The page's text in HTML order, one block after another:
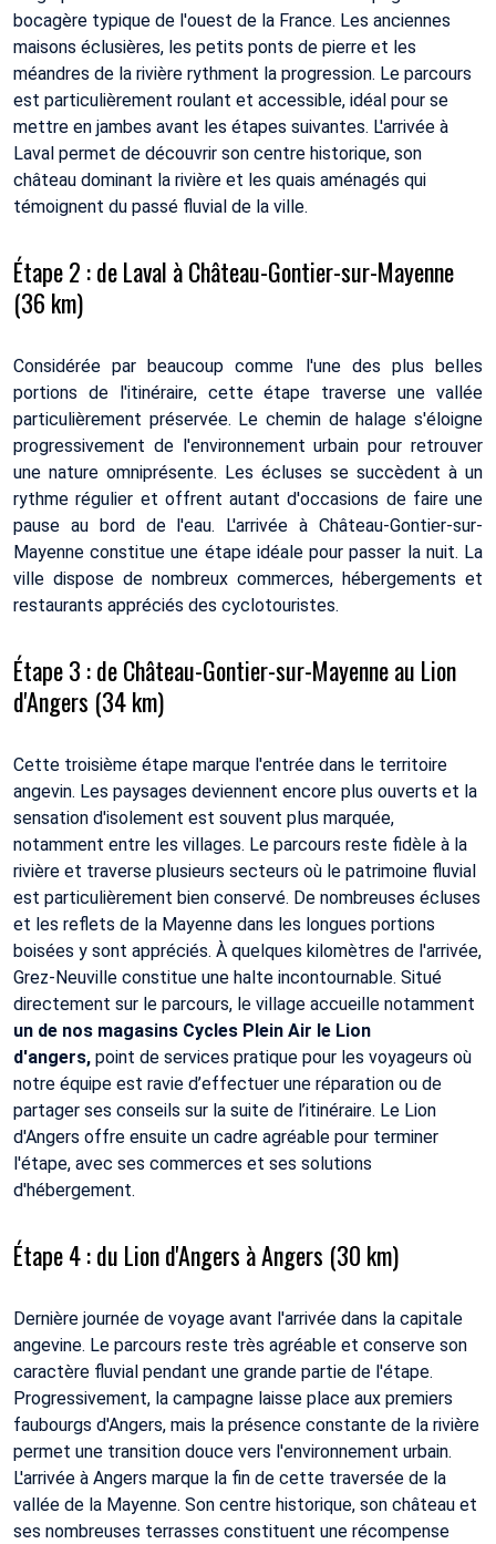
bocagère typique de l'ouest de la France. Les anciennes
maisons éclusières, les petits ponts de pierre et les
méandres de la rivière rythment la progression. Le parcours
est particulièrement roulant et accessible, idéal pour se
mettre en jambes avant les étapes suivantes. L'arrivée à
Laval permet de découvrir son centre historique, son
château dominant la rivière et les quais aménagés qui
témoignent du passé fluvial de la ville.
Étape 2 : de Laval à Château-Gontier-sur-Mayenne
(36 km)
Considérée par beaucoup comme l'une des plus belles
portions de l'itinéraire, cette étape traverse une vallée
particulièrement préservée. Le chemin de halage s'éloigne
progressivement de l'environnement urbain pour retrouver
une nature omniprésente. Les écluses se succèdent à un
rythme régulier et offrent autant d'occasions de faire une
pause au bord de l'eau. L'arrivée à Château-Gontier-sur-
Mayenne constitue une étape idéale pour passer la nuit. La
ville dispose de nombreux commerces, hébergements et
restaurants appréciés des cyclotouristes.
Étape 3 : de Château-Gontier-sur-Mayenne au Lion
d'Angers (34 km)
Cette troisième étape marque l'entrée dans le territoire
angevin. Les paysages deviennent encore plus ouverts et la
sensation d'isolement est souvent plus marquée,
notamment entre les villages. Le parcours reste fidèle à la
rivière et traverse plusieurs secteurs où le patrimoine fluvial
est particulièrement bien conservé. De nombreuses écluses
et les reflets de la Mayenne dans les longues portions
boisées y sont appréciés. À quelques kilomètres de l'arrivée,
Grez-Neuville constitue une halte incontournable. Situé
directement sur le parcours, le village accueille notamment
un de nos magasins Cycles Plein Air le Lion
d'angers, point de services pratique pour les voyageurs où
notre équipe est ravie d’effectuer une réparation ou de
partager ses conseils sur la suite de l’itinéraire. Le Lion
d'Angers offre ensuite un cadre agréable pour terminer
l'étape, avec ses commerces et ses solutions
d'hébergement.
Étape 4 : du Lion d'Angers à Angers (30 km)
Dernière journée de voyage avant l'arrivée dans la capitale
angevine. Le parcours reste très agréable et conserve son
caractère fluvial pendant une grande partie de l'étape.
Progressivement, la campagne laisse place aux premiers
faubourgs d'Angers, mais la présence constante de la rivière
permet une transition douce vers l'environnement urbain.
L'arrivée à Angers marque la fin de cette traversée de la
vallée de la Mayenne. Son centre historique, son château et
ses nombreuses terrasses constituent une récompense